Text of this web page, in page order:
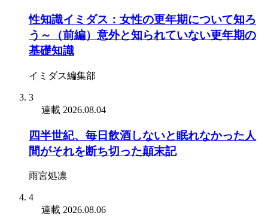
性知識イミダス：女性の更年期について知ろ
う～（前編）意外と知られていない更年期の
基礎知識
イミダス編集部
3
連載 2026.08.04
四半世紀、毎日飲酒しないと眠れなかった人
間がそれを断ち切った顛末記
雨宮処凛
4
連載 2026.08.06